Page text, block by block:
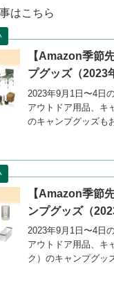
はこちら
【Amazon季節
プグッズ（2023
2023年9月1日〜4日
アウトドア用品、キ
のキャンプグッズも
【Amazon季節
ンプグッズ（
2023年9月1日〜4日
アウトドア用品、キ
ク）のキャンプグッ